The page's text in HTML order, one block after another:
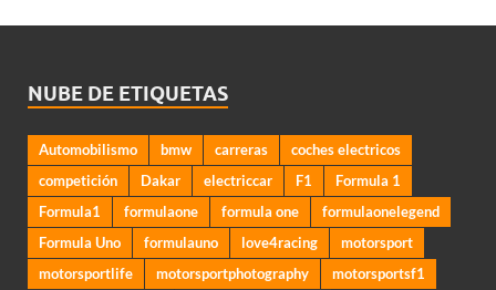
NUBE DE ETIQUETAS
Automobilismo bmw carreras
coches electricos
competición
Dakar electriccar F1
Formula 1
Formula1
formulaone formula one
formulaonelegend
Formula Uno
formulauno love4racing
motorsport
motorsportlife
motorsportphotography
motorsportsf1